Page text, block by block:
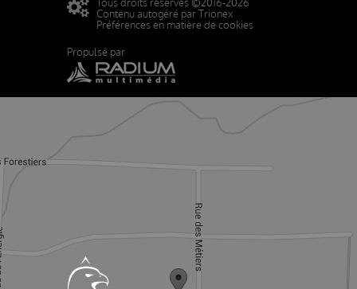
Tous droits réservés ©2016-2026
Contenu autogéré par Trionex
Préférences en matière de cookies
Propulsé par